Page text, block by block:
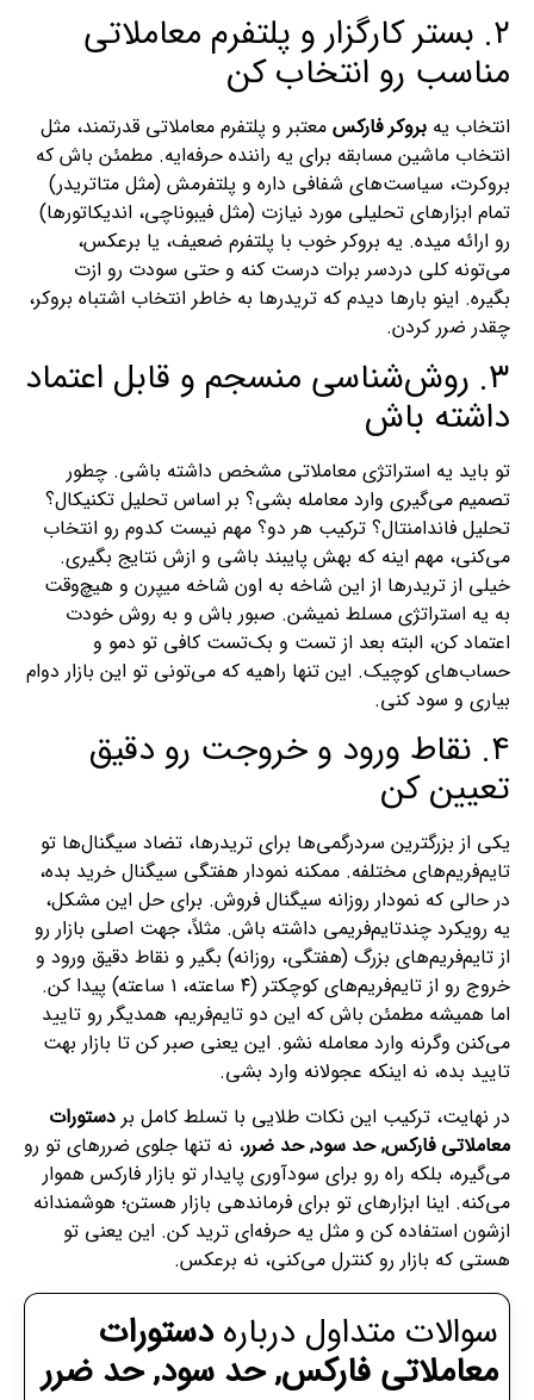
۲. بستر کارگزار و پلتفرم معاملاتی
مناسب رو انتخاب کن
انتخاب یه بروکر فارکس معتبر و پلتفرم معاملاتی قدرتمند، مثل
انتخاب ماشین مسابقه برای یه راننده حرفه‌ایه. مطمئن باش که
بروکرت، سیاست‌های شفافی داره و پلتفرمش (مثل متاتریدر)
تمام ابزارهای تحلیلی مورد نیازت (مثل فیبوناچی، اندیکاتورها)
رو ارائه میده. یه بروکر خوب با پلتفرم ضعیف، یا برعکس،
می‌تونه کلی دردسر برات درست کنه و حتی سودت رو ازت
بگیره. اینو بارها دیدم که تریدرها به خاطر انتخاب اشتباه بروکر،
چقدر ضرر کردن.
۳. روش‌شناسی منسجم و قابل اعتماد
داشته باش
تو باید یه استراتژی معاملاتی مشخص داشته باشی. چطور
تصمیم می‌گیری وارد معامله بشی؟ بر اساس تحلیل تکنیکال؟
تحلیل فاندامنتال؟ ترکیب هر دو؟ مهم نیست کدوم رو انتخاب
می‌کنی، مهم اینه که بهش پایبند باشی و ازش نتایج بگیری.
خیلی از تریدرها از این شاخه به اون شاخه میپرن و هیچ‌وقت
به یه استراتژی مسلط نمیشن. صبور باش و به روش خودت
اعتماد کن، البته بعد از تست و بک‌تست کافی تو دمو و
حساب‌های کوچیک. این تنها راهیه که می‌تونی تو این بازار دوام
بیاری و سود کنی.
۴. نقاط ورود و خروجت رو دقیق
تعیین کن
یکی از بزرگترین سردرگمی‌ها برای تریدرها، تضاد سیگنال‌ها تو
تایم‌فریم‌های مختلفه. ممکنه نمودار هفتگی سیگنال خرید بده،
در حالی که نمودار روزانه سیگنال فروش. برای حل این مشکل،
یه رویکرد چندتایم‌فریمی داشته باش. مثلاً، جهت اصلی بازار رو
از تایم‌فریم‌های بزرگ (هفتگی، روزانه) بگیر و نقاط دقیق ورود و
خروج رو از تایم‌فریم‌های کوچکتر (۴ ساعته، ۱ ساعته) پیدا کن.
اما همیشه مطمئن باش که این دو تایم‌فریم، همدیگر رو تایید
می‌کنن وگرنه وارد معامله نشو. این یعنی صبر کن تا بازار بهت
تایید بده، نه اینکه عجولانه وارد بشی.
در نهایت، ترکیب این نکات طلایی با تسلط کامل بر دستورات
معاملاتی فارکس, حد سود, حد ضرر، نه تنها جلوی ضررهای تو رو
می‌گیره، بلکه راه رو برای سودآوری پایدار تو بازار فارکس هموار
می‌کنه. اینا ابزارهای تو برای فرماندهی بازار هستن؛ هوشمندانه
ازشون استفاده کن و مثل یه حرفه‌ای ترید کن. این یعنی تو
هستی که بازار رو کنترل می‌کنی، نه برعکس.
سوالات متداول دربارهدستورات
معاملاتی فارکس, حد سود, حد ضرر